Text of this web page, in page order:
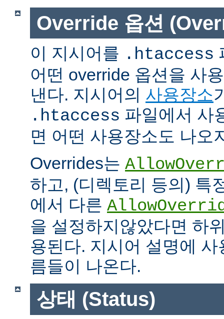
Override 옵션
이 지시어를 .htaccess
어떤 override 옵션을 사
낸다. 지시어의 사용장소
.htaccess 파일에서 사
면 어떤 사용장소도 나오
Overrides는
하고, (디렉토리 등의) 특
에서 다른
을 설정하지않았다면 하
용된다. 지시어 설명에
름들이 나온다.
상태 (Status)